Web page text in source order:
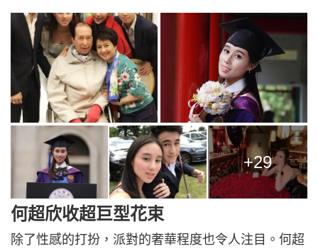
+29
何超欣收超巨型花束
除了性感的打扮，派對的奢華程度也令人注目。何超